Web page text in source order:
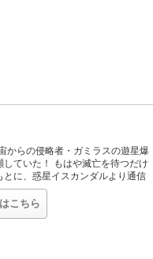
からの侵略者・ガミラスの遊星爆
ていた！ もはや滅亡を待つだけ
に、惑星イスカンダルより通信
には「放射能除去装置・コスモク
でとりにきなさい」というメッセ
対抗できる波動エンジンの設計図
に宇宙戦艦ヤマトを完成させた
こちら